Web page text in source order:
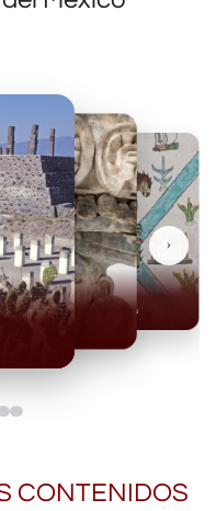
Mexicas
›
CONTENIDOS